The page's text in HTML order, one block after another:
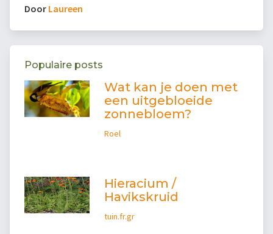
Door Laureen
Populaire posts
Wat kan je doen met
een uitgebloeide
zonnebloem?
Roel
Hieracium /
Havikskruid
tuin.fr.gr